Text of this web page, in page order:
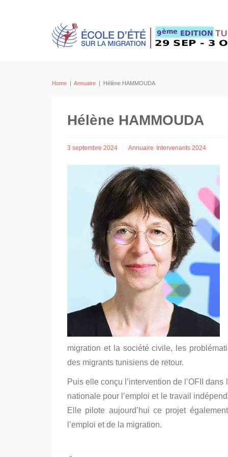
Home | Annuaire | Hélène HAMMOUDA
Hélène HAMMOUDA
3 septembre 2024 Annuaire Intervenants 2024
migration et la société civile, les
des migrants tunisiens de retour.
Puis elle conçu l’intervention de l’OFII
nationale pour l’emploi et le travail
Elle pilote aujourd’hui ce projet
l’emploi et de la migration.